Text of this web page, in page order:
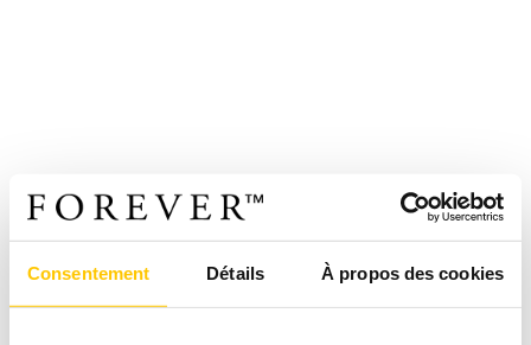
Consentement Détails À propos des cookies